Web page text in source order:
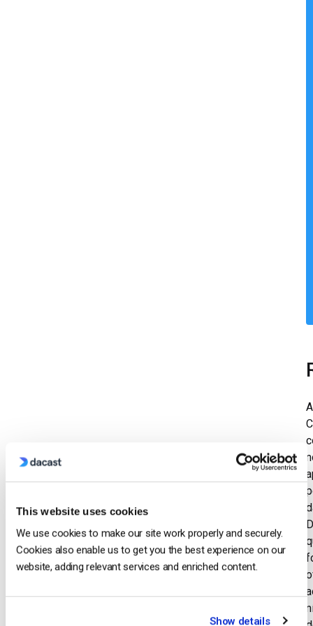
This website uses cookies
We use cookies to make our site work properly and securely.
Cookies also enable us to get you the best experience on our
website, adding relevant services and enriched content.
Show details
A